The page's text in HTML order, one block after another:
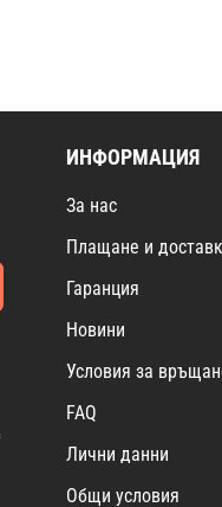
ИНФОРМАЦИЯ
За нас
Плащане и
Гаранция
Новини
Условия за
FAQ
Лични данни
Общи условия